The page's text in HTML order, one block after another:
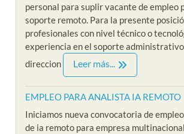
personal para suplir vacante de empleo
soporte remoto. Para la presente
profesionales con nivel técnico o
experiencia en el soporte
direccion
Leer más...
EMPLEO PARA ANALISTA IA REMOTO
Iniciamos nueva convocatoria de
de ia remoto para empresa